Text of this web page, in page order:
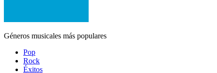
Géneros musicales más populares
Pop
Rock
Éxitos